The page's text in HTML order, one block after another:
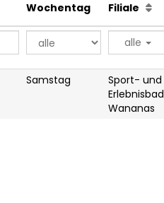
Wochentag Filiale
alle
Samstag
Sport- und
Erlebnisbad
Wananas